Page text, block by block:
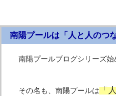
南陽プールは「人と人のつ
南陽プールブログシリーズ始
その名も、南陽プールは 「